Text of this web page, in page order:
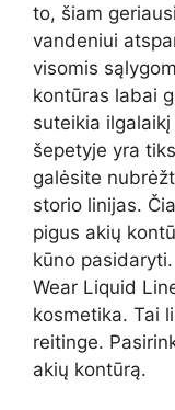
to, šiam
vandeniui
visomis
kontūras labai
suteikia
šepetyje yra
galėsite
storio linijas.
pigus akių
kūno
Wear Liquid
kosmetika. Tai
reitinge.
akių kontūrą.